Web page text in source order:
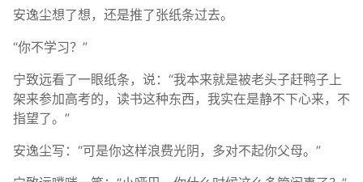
安逸尘想了想，还是推了张纸条过去。
“你不学习？”
宁致远看了一眼纸条，说：“我本来就是被老头子赶鸭子上
架来参加高考的，读书这种东西，我实在是静不下心来，不
指望了。”
安逸尘写：“可是你这样浪费光阴，多对不起你父母。”